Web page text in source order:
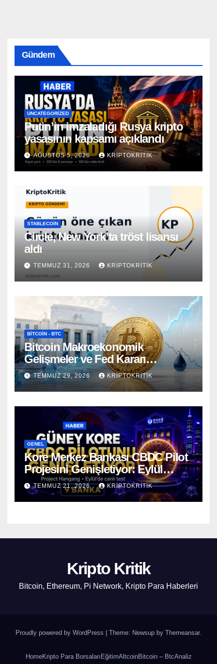
Gündem
UNCATEGORIZED
Putin’in imzaladığı Rusya kripto
yasasının kapsamı açıklandı
AĞUSTOS 5, 2026 KRIPTOKRITIK
STABLECOIN
Circle, New York’ta tröst lisansı
aldı
TEMMUZ 31, 2026 KRIPTOKRITIK
BITCOIN - BTC
Bitcoin Makroekonomik
Gelişmeler ve Fed Kararı
Öncesinde Dalgalı Seyrediyor
TEMMUZ 29, 2026 KRIPTOKRITIK
GENEL
Kore Merkez Bankası CBDC Pilot
Projesini Genişletiyor: Eylül
Ayında Gerçek Transferler
Başlıyor
TEMMUZ 21, 2026 KRIPTOKRITIK
Kripto Kritik
Bitcoin, Ethereum, Pi Network, Kripto Para Haberleri
Proudly powered by WordPress Theme: Newsup by Themeansar.
HomeKripto Para BorsalarıEğitimAltcoinBitcoin – BtcAnaliz